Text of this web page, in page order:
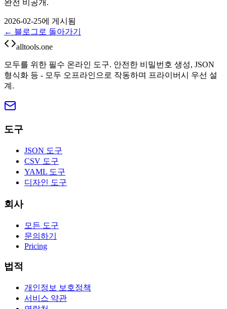
완전 비공개.
2026-02-25에 게시됨
← 블로그로 돌아가기
alltools.one
모두를 위한 필수 온라인 도구. 안전한 비밀번호 생성, JSON
형식화 등 - 모두 오프라인으로 작동하며 프라이버시 우선 설
계.
도구
JSON 도구
CSV 도구
YAML 도구
디자인 도구
회사
모든 도구
문의하기
Pricing
법적
개인정보 보호정책
서비스 약관